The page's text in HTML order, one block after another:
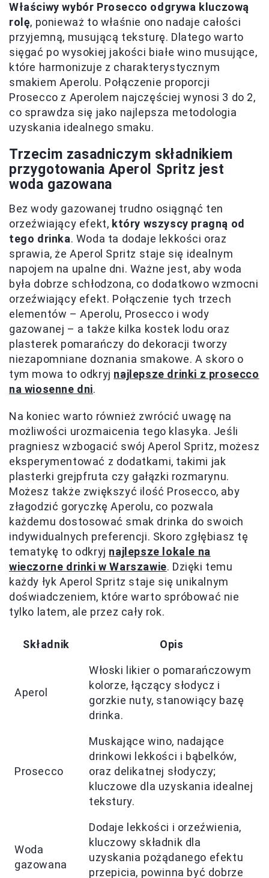
Właściwy wybór Prosecco odgrywa kluczową
rolę, ponieważ to właśnie ono nadaje całości
przyjemną, musującą teksturę. Dlatego warto
sięgać po wysokiej jakości białe wino musujące,
które harmonizuje z charakterystycznym
smakiem Aperolu. Połączenie proporcji
Prosecco z Aperolem najczęściej wynosi 3 do 2,
co sprawdza się jako najlepsza metodologia
uzyskania idealnego smaku.
Trzecim zasadniczym składnikiem
przygotowania Aperol Spritz jest
woda gazowana
Bez wody gazowanej trudno osiągnąć ten
orzeźwiający efekt, który wszyscy pragną od
tego drinka. Woda ta dodaje lekkości oraz
sprawia, że Aperol Spritz staje się idealnym
napojem na upalne dni. Ważne jest, aby woda
była dobrze schłodzona, co dodatkowo wzmocni
orzeźwiający efekt. Połączenie tych trzech
elementów – Aperolu, Prosecco i wody
gazowanej – a także kilka kostek lodu oraz
plasterek pomarańczy do dekoracji tworzy
niezapomniane doznania smakowe. A skoro o
tym mowa to odkryj najlepsze drinki z prosecco
na wiosenne dni.
Na koniec warto również zwrócić uwagę na
możliwości urozmaicenia tego klasyka. Jeśli
pragniesz wzbogacić swój Aperol Spritz, możesz
eksperymentować z dodatkami, takimi jak
plasterki grejpfruta czy gałązki rozmarynu.
Możesz także zwiększyć ilość Prosecco, aby
złagodzić goryczkę Aperolu, co pozwala
każdemu dostosować smak drinka do swoich
indywidualnych preferencji. Skoro zgłębiasz tę
tematykę to odkryj najlepsze lokale na
wieczorne drinki w Warszawie. Dzięki temu
każdy łyk Aperol Spritz staje się unikalnym
doświadczeniem, które warto spróbować nie
tylko latem, ale przez cały rok.
Składnik Opis
Aperol
Włoski likier o pomarańczowym
kolorze, łączący słodycz i
gorzkie nuty, stanowiący bazę
drinka.
Prosecco
Muskające wino, nadające
drinkowi lekkości i bąbelków,
oraz delikatnej słodyczy;
kluczowe dla uzyskania idealnej
tekstury.
Woda
gazowana
Dodaje lekkości i orzeźwienia,
kluczowy składnik dla
uzyskania pożądanego efektu
przepicia, powinna być dobrze